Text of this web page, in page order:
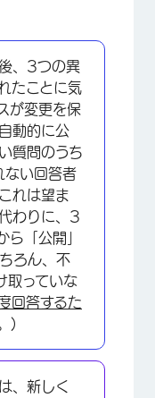
×
、3つの異
たことに気
が変更を保
動的に公
質問のうち
ない回答者
れは望ま
わりに、3
ら「公開」
ろん、不
取っていな
回答するた
)
、新しく